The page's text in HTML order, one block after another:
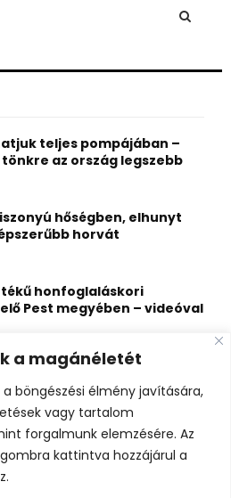
a magánéletét
böngészési élmény javítására,
vagy tartalom
forgalmunk elemzésére. Az
gombra kattintva hozzájárul a
R
teljes pompájában –
az ország legszebb
hőségben, elhunyt
horvát
honfoglaláskori
Pest megyében – videóval
az Ozora fesztiválon
legendáival pedig megragad
kori templom